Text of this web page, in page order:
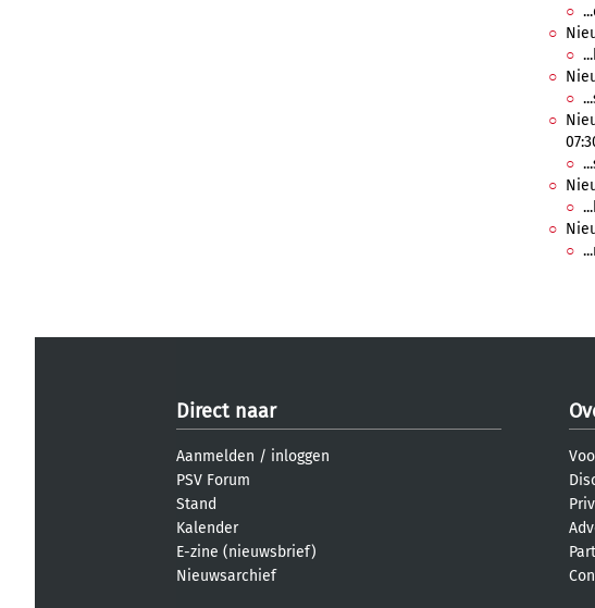
Direct naar
Aanmelden / inloggen
PSV Forum
Stand
Kalender
E-zine (nieuwsbrief)
Nieuwsarchief